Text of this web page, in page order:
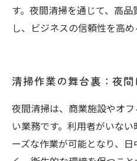
す。夜間清掃を通じて、高
し、ビジネスの信頼性を高
清掃作業の舞台裏：夜
夜間清掃は、商業施設やオ
い業務です。利用者がいな
ーズな作業が可能となり、